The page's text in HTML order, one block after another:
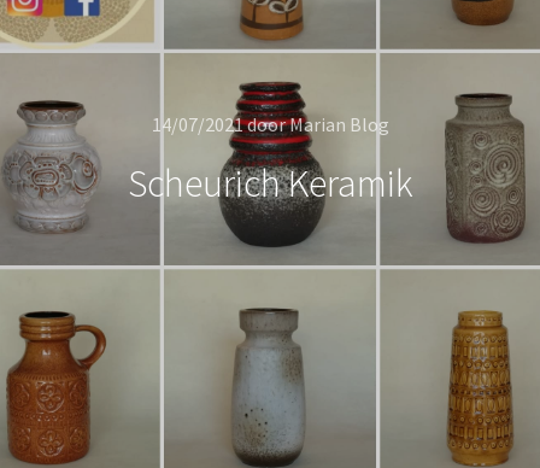
14/07/2021doorMarian Blog
Scheurich Keramik